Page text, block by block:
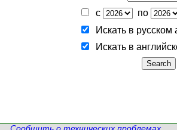
с
по
Искать в русском
Искать в